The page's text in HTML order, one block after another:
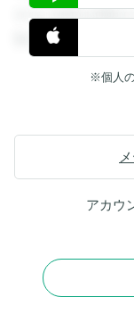
すると回答を閲覧
覧することができま
※個人
アカウ